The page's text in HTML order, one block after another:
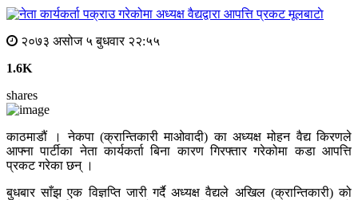
मूलबाटाे
२०७३ असोज ५ बुधवार २२:५५
1.6K
shares
काठमाडौं । नेकपा (क्रान्तिकारी माओवादी) का अध्यक्ष मोहन वैद्य किरणले
आफ्ना पार्टीका नेता कार्यकर्ता बिना कारण गिरफ्तार गरेकोमा कडा आपत्ति
प्रकट गरेका छन् ।
बुधबार साँझ एक विज्ञप्ति जारी गर्दै अध्यक्ष वैद्यले अखिल (क्रान्तिकारी) को